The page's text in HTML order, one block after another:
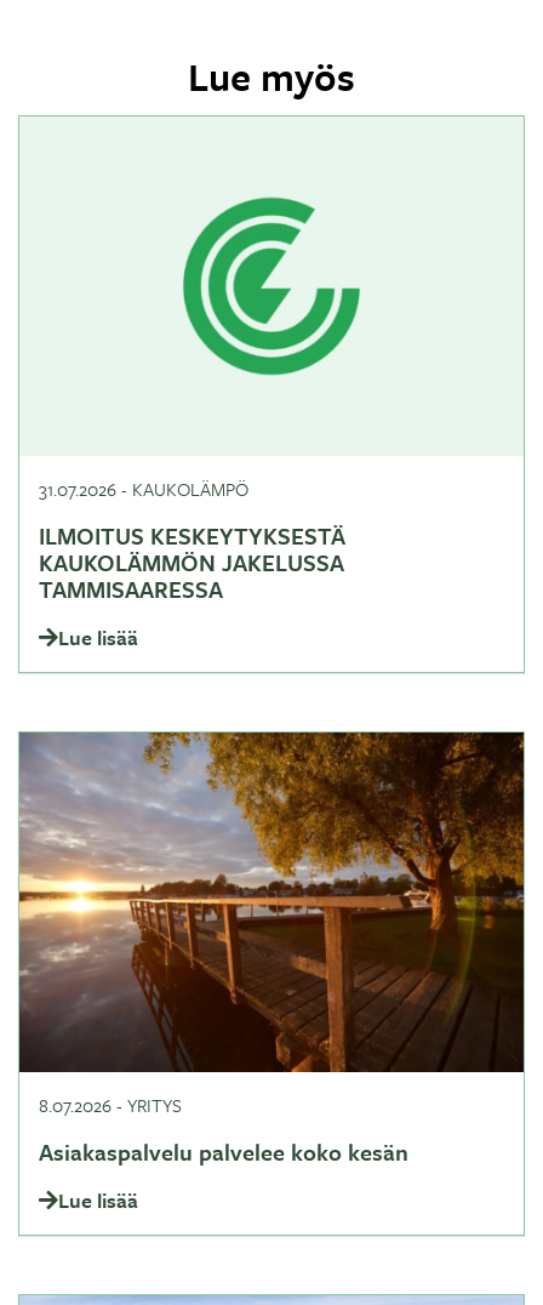
Lue myös
31.07.2026- KAUKOLÄMPÖ
ILMOITUS KESKEYTYKSESTÄ
KAUKOLÄMMÖN JAKELUSSA
TAMMISAARESSA
Lue lisää
8.07.2026-YRITYS
Asiakaspalvelu palvelee koko kesän
Lue lisää